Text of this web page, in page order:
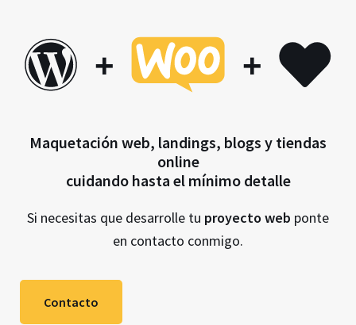
+ +
Maquetación web, landings, blogs y tiendas
online
cuidando hasta el mínimo detalle
Si necesitas que desarrolle tu proyecto web ponte
en contacto conmigo.
Contacto